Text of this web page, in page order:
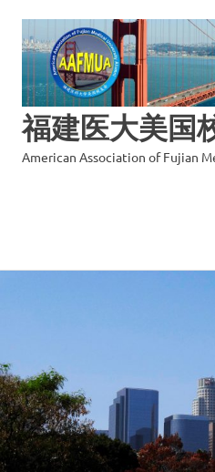
福建医大美国
American Association of Fujian